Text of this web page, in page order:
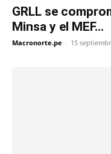
GRLL se
Minsa y el MEF...
Macronorte.pe - 15